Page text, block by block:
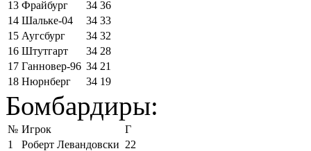
13 Фрайбург 34 36
14 Шальке-04 34 33
15 Аугсбург 34 32
16 Штутгарт 34 28
17 Ганновер-96 34 21
18 Нюрнберг 34 19
Бомбардиры:
№ Игрок
Г
1
Роберт Левандовски 22